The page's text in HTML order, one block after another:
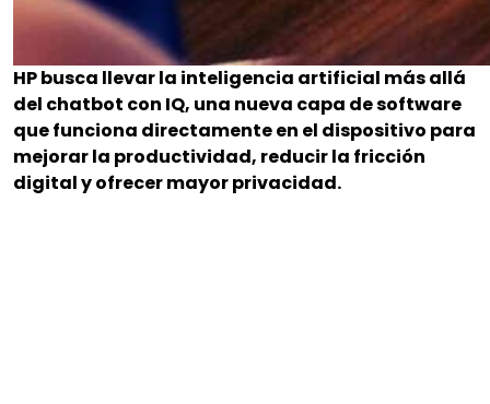
HP busca llevar la inteligencia artificial más allá
del chatbot con IQ, una nueva capa de software
que funciona directamente en el dispositivo para
mejorar la productividad, reducir la fricción
digital y ofrecer mayor privacidad.